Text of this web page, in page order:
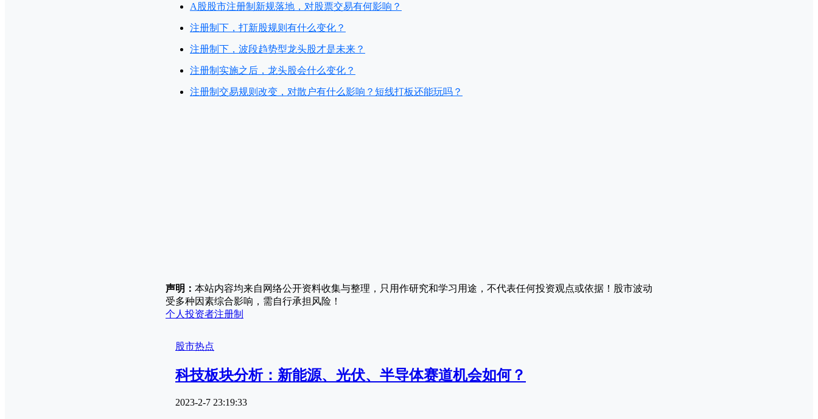
A股股市注册制新规落地，对股票交易有何影响？
注册制下，打新股规则有什么变化？
注册制下，波段趋势型龙头股才是未来？
注册制实施之后，龙头股会什么变化？
注册制交易规则改变，对散户有什么影响？短线打板还能玩吗？
声明： 本站内容均来自网络公开资料收集与整理，只用作研究和学习用途，不代表任何投资观点或依据！股市波动
受多种因素综合影响，需自行承担风险！
个人投资者注册制
股市热点
科技板块分析：新能源、光伏、半导体赛道机会如何？
2023-2-7 23:19:33